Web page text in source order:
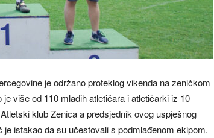
je održano proteklog vikenda na zeničkom
više od 110 mladih atletičara i atletičarki iz 10
klub Zenica a predsjednik ovog uspješnog
istakao da su učestovali s podmlađenom ekipom.